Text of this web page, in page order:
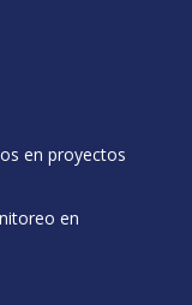
en proyectos
en